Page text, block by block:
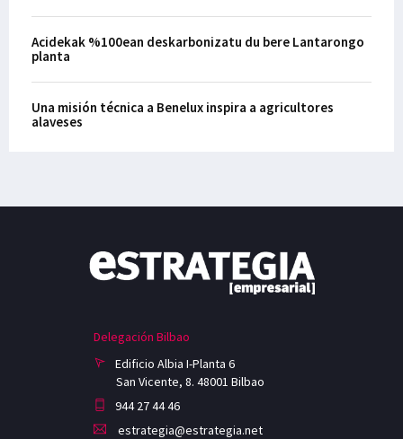
Acidekak %100ean deskarbonizatu du bere Lantarongo
planta
Una misión técnica a Benelux inspira a agricultores
alaveses
Delegación Bilbao
Edificio Albia I-Planta 6
San Vicente, 8. 48001 Bilbao
944 27 44 46
estrategia@estrategia.net